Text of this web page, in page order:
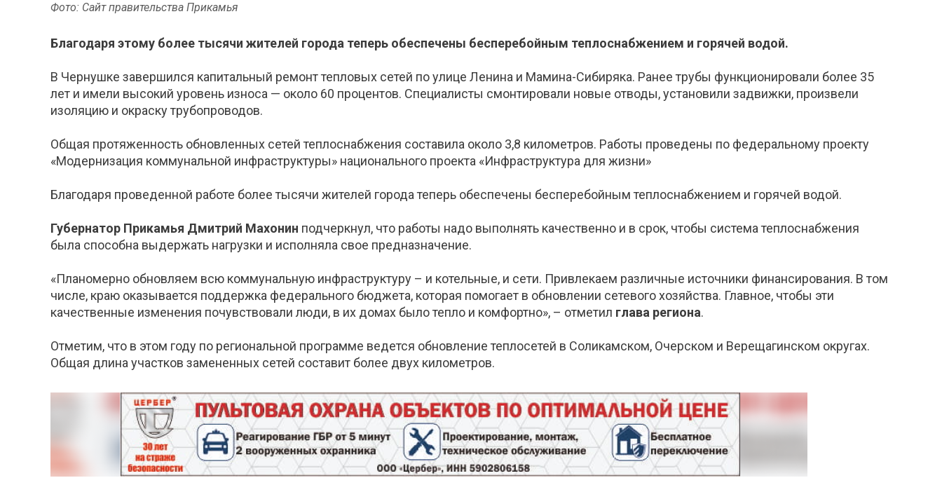
Фото: Сайт правительства Прикамья
Благодаря этому более тысячи жителей города теперь обеспечены бесперебойным теплоснабжением и горячей водой.
В Чернушке завершился капитальный ремонт тепловых сетей по улице Ленина и Мамина-Сибиряка. Ранее трубы функционировали более 35
лет и имели высокий уровень износа — около 60 процентов. Специалисты смонтировали новые отводы, установили задвижки, произвели
изоляцию и окраску трубопроводов.
Общая протяженность обновленных сетей теплоснабжения составила около 3,8 километров. Работы проведены по федеральному проекту
«Модернизация коммунальной инфраструктуры» национального проекта «Инфраструктура для жизни»
Благодаря проведенной работе более тысячи жителей города теперь обеспечены бесперебойным теплоснабжением и горячей водой.
Губернатор Прикамья Дмитрий Махонин подчеркнул, что работы надо выполнять качественно и в срок, чтобы система теплоснабжения
была способна выдержать нагрузки и исполняла свое предназначение.
«Планомерно обновляем всю коммунальную инфраструктуру – и котельные, и сети. Привлекаем различные источники финансирования. В том
числе, краю оказывается поддержка федерального бюджета, которая помогает в обновлении сетевого хозяйства. Главное, чтобы эти
качественные изменения почувствовали люди, в их домах было тепло и комфортно», – отметил глава региона.
Отметим, что в этом году по региональной программе ведется обновление теплосетей в Соликамском, Очерском и Верещагинском округах.
Общая длина участков замененных сетей составит более двух километров.